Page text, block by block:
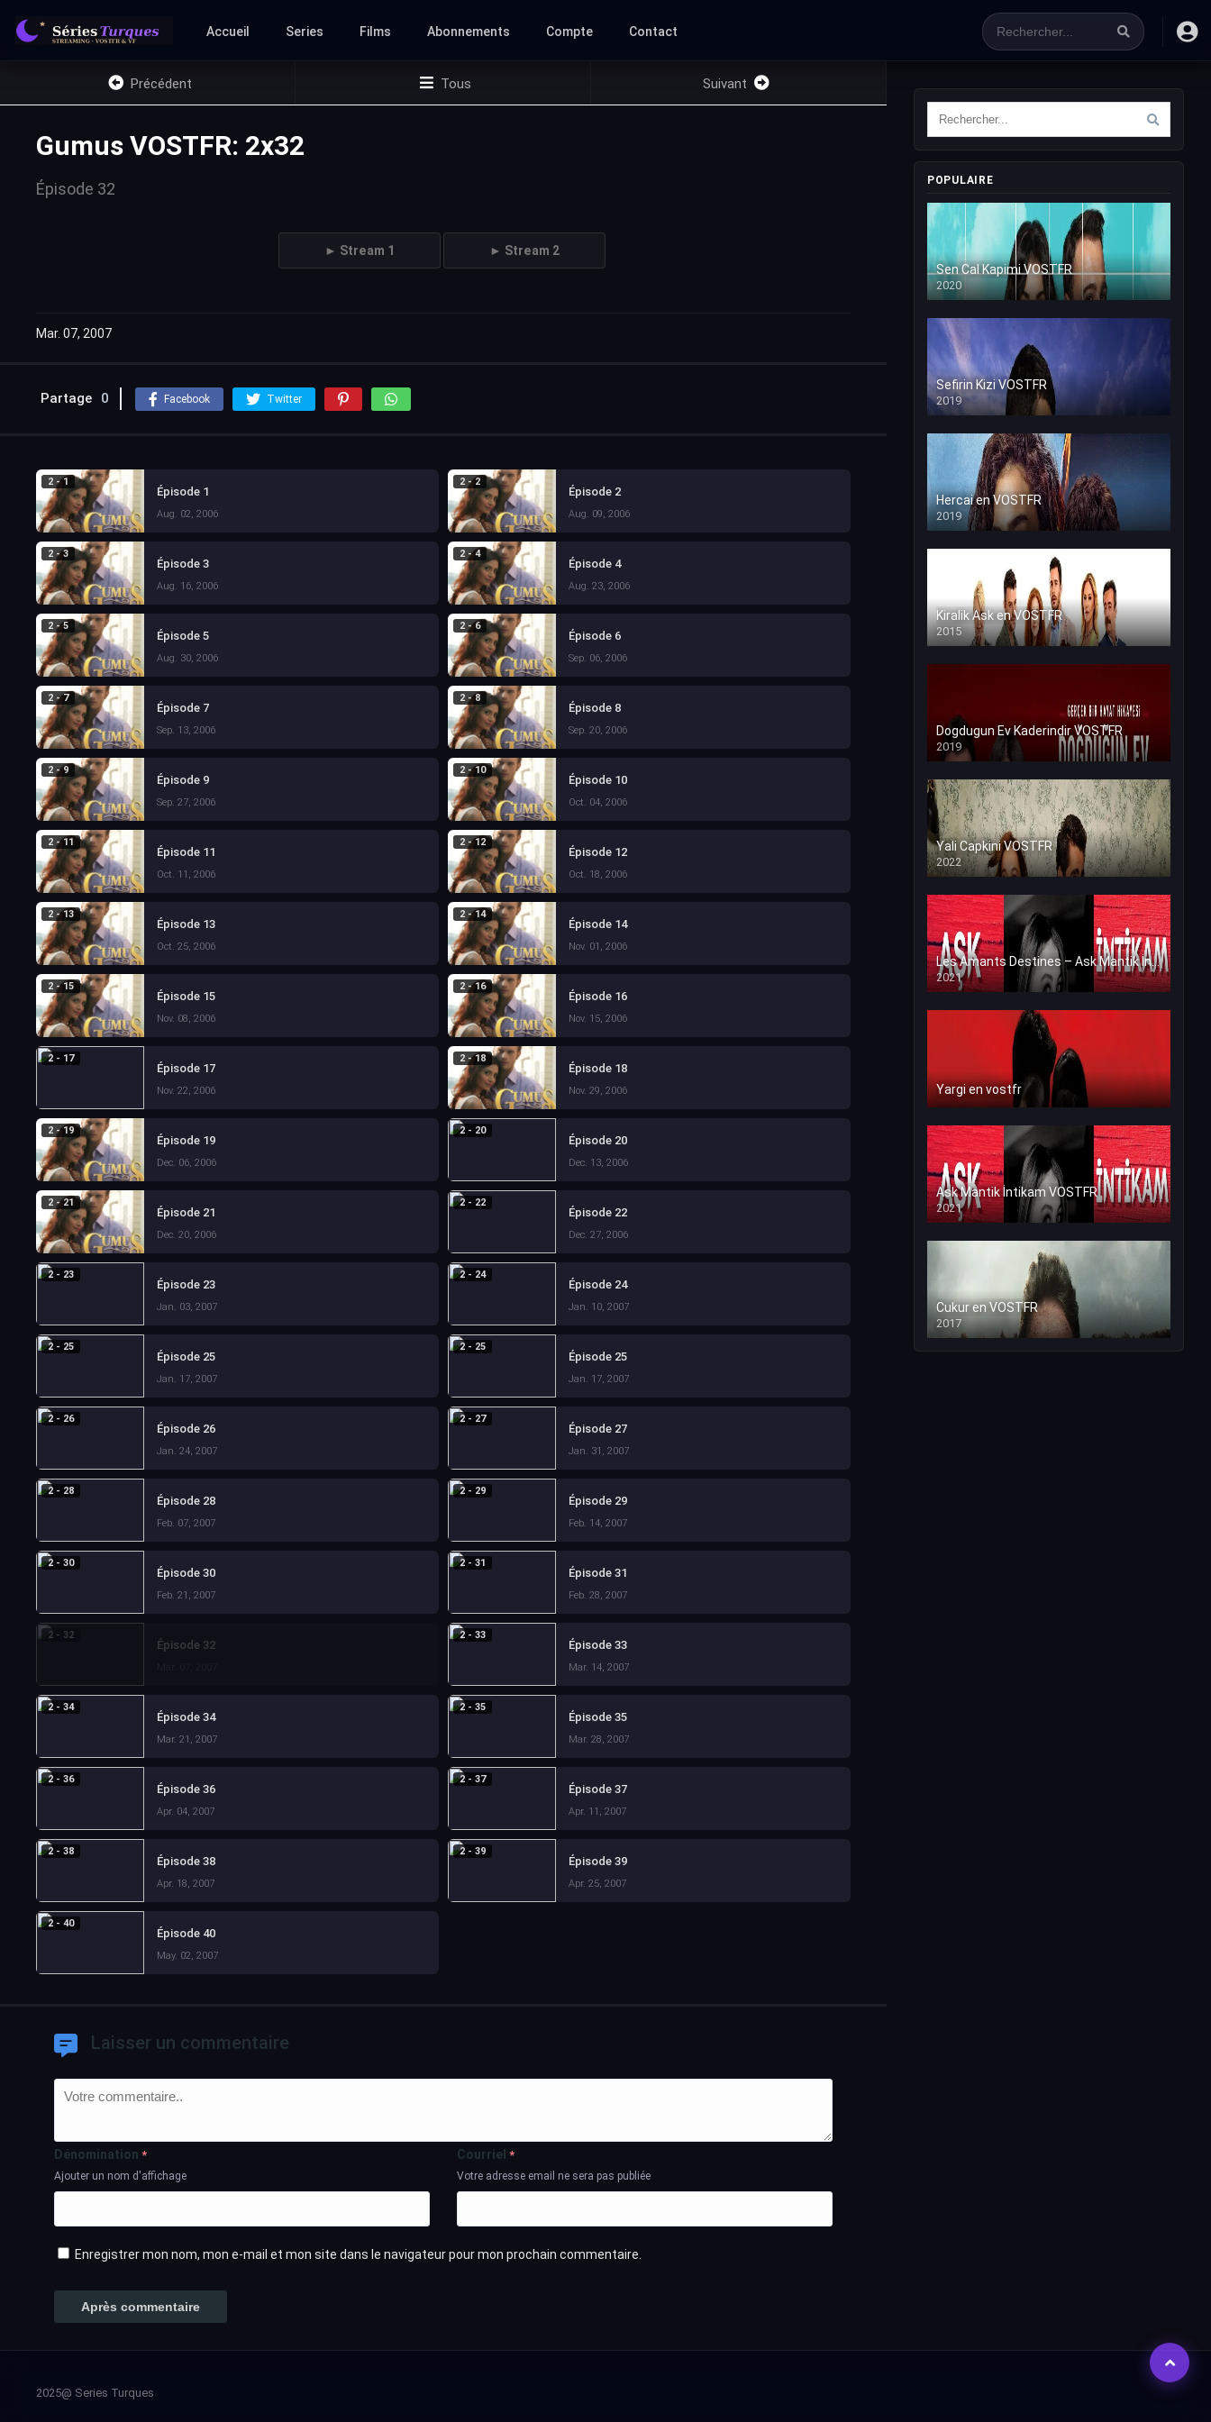
Accueil Series Films Abonnements Compte Contact
Précédent Tous Suivant
Gumus VOSTFR: 2x32
Épisode 32
► Stream 1 ► Stream 2
Mar. 07, 2007
Partage 0 Facebook Twitter
2 - 1
Épisode 1
Aug. 02, 2006
2 - 2
Épisode 2
Aug. 09, 2006
2 - 3
Épisode 3
Aug. 16, 2006
2 - 4
Épisode 4
Aug. 23, 2006
2 - 5
Épisode 5
Aug. 30, 2006
2 - 6
Épisode 6
Sep. 06, 2006
2 - 7
Épisode 7
Sep. 13, 2006
2 - 8
Épisode 8
Sep. 20, 2006
2 - 9
Épisode 9
Sep. 27, 2006
2 - 10
Épisode 10
Oct. 04, 2006
2 - 11
Épisode 11
Oct. 11, 2006
2 - 12
Épisode 12
Oct. 18, 2006
2 - 13
Épisode 13
Oct. 25, 2006
2 - 14
Épisode 14
Nov. 01, 2006
2 - 15
Épisode 15
Nov. 08, 2006
2 - 16
Épisode 16
Nov. 15, 2006
2 - 17
Épisode 17
Nov. 22, 2006
2 - 18
Épisode 18
Nov. 29, 2006
2 - 19
Épisode 19
Dec. 06, 2006
2 - 20
Épisode 20
Dec. 13, 2006
2 - 21
Épisode 21
Dec. 20, 2006
2 - 22
Épisode 22
Dec. 27, 2006
2 - 23
Épisode 23
Jan. 03, 2007
2 - 24
Épisode 24
Jan. 10, 2007
2 - 25
Épisode 25
Jan. 17, 2007
2 - 25
Épisode 25
Jan. 17, 2007
2 - 26
Épisode 26
Jan. 24, 2007
2 - 27
Épisode 27
Jan. 31, 2007
2 - 28
Épisode 28
Feb. 07, 2007
2 - 29
Épisode 29
Feb. 14, 2007
2 - 30
Épisode 30
Feb. 21, 2007
2 - 31
Épisode 31
Feb. 28, 2007
2 - 32
Épisode 32
2 - 33
Épisode 33
Mar. 14, 2007
2 - 34
Épisode 34
Mar. 21, 2007
2 - 35
Épisode 35
Mar. 28, 2007
2 - 36
Épisode 36
Apr. 04, 2007
2 - 37
Épisode 37
Apr. 11, 2007
2 - 38
Épisode 38
Apr. 18, 2007
2 - 39
Épisode 39
Apr. 25, 2007
2 - 40
Épisode 40
May. 02, 2007
Laisser un commentaire
Dénomination *
Ajouter un nom d'affichage
Courriel *
Votre adresse email ne sera pas publiée
Enregistrer mon nom, mon e-mail et mon site dans le navigateur pour mon prochain commentaire.
POPULAIRE
Sen Cal Kapimi VOSTFR
2020
Sefirin Kizi VOSTFR
2019
Hercai en VOSTFR
2019
Kiralik Ask en VOSTFR
2015
Dogdugun Ev Kaderindir VOSTFR
2019
Yali Capkini VOSTFR
2022
Les Amants Destines – Ask Mantik İntikam en VF (Voix Francaise)
2021
Yargi en vostfr
Ask Mantik İntikam VOSTFR
2021
Cukur en VOSTFR
2017
2025@ Series Turques